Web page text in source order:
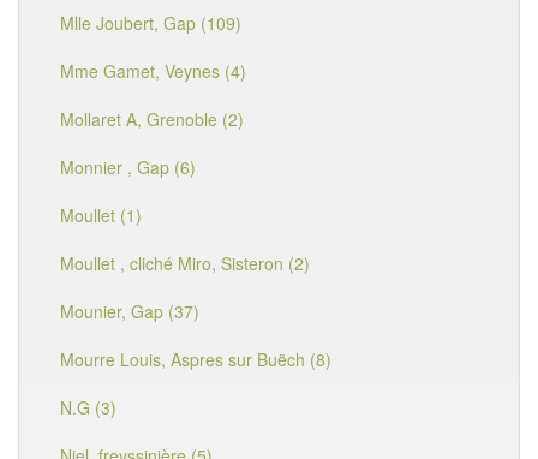
Mlle Joubert, Gap (109)
Mme Gamet, Veynes (4)
Mollaret A, Grenoble (2)
Monnier , Gap (6)
Moullet (1)
Moullet , cliché Miro, Sisteron (2)
Mounier, Gap (37)
Mourre Louis, Aspres sur Buëch (8)
N.G (3)